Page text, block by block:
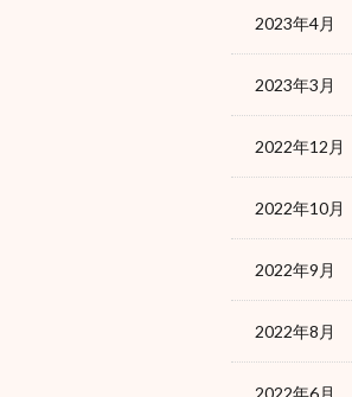
2023年4月
2023年3月
2022年12月
2022年10月
2022年9月
2022年8月
2022年6月